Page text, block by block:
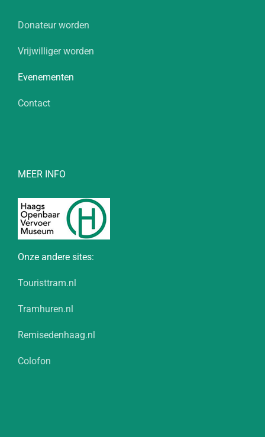
Donateur worden
Vrijwilliger worden
Evenementen
Contact
MEER INFO
Onze andere sites:
Touristtram.nl
Tramhuren.nl
Remisedenhaag.nl
Colofon